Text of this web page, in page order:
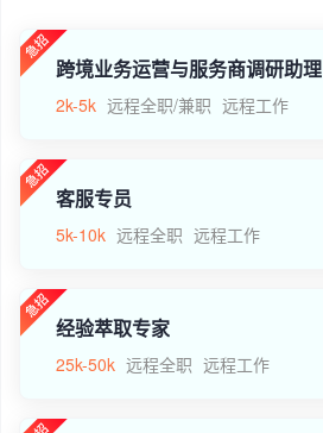
跨境业务运营与服务商调研助理
2k-5k 远程全职/兼职 远程工作
客服专员
5k-10k 远程全职 远程工作
经验萃取专家
25k-50k 远程全职 远程工作